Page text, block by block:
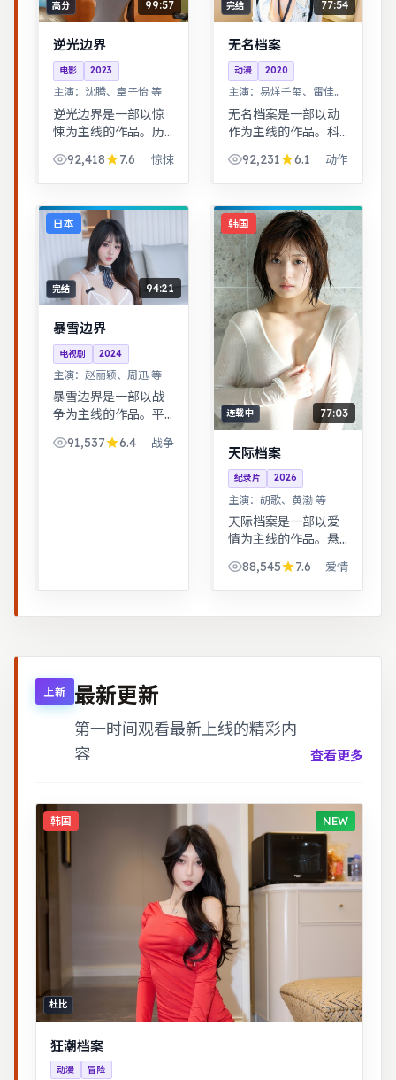
高分 99:57
逆光边界
电影 2023
主演： 沈腾、章子怡 等
逆光边界是一部以惊
悚为主线的作品。历
运，细节考究，叙事
沉稳。都市男女在误
此，笑泪交织的成长
故事。
92,418 7.6 惊悚
完结 77:54
无名档案
动漫 2020
主演： 易烊千玺、雷佳音
等
无名档案是一部以动
作为主线的作品。科
记忆，视觉风格鲜
明，节奏张弛有度。
言，荒诞中见真实。
92,231 6.1 动作
日本
完结 94:21
暴雪边界
电视剧 2024
主演： 赵丽颖、周迅 等
暴雪边界是一部以战
争为主线的作品。平
里做出艰难抉择，最
91,537 6.4 战争
韩国
连载中 77:03
天际档案
纪录片 2026
主演： 胡歌、黄渤 等
天际档案是一部以爱
情为主线的作品。悬
疑氛围层层推进，线
索拼图式叙事，结局
出人意料。悬疑氛围
88,545 7.6 爱情
上新 最新更新
第一时间观看最新上线的精彩内
容
查看更多
韩国 NEW
杜比
狂潮档案
动漫 冒险